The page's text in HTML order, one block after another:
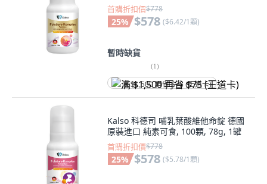
首購折扣價$778
25% $578 ($6.42/1顆)
暫時缺貨
(1)
满 $1,500 再省 $75 (王道卡)
Kalso 科德司 哺乳葉酸維他命錠 德國
原裝進口 純素可食, 100顆, 78g, 1罐
首購折扣價$778
25% $578 ($5.78/1顆)